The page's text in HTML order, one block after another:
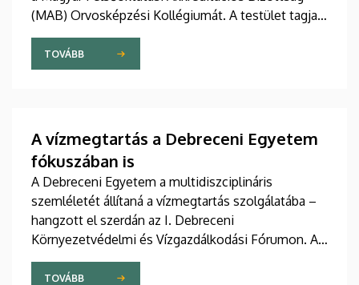
(MAB) Orvosképzési Kollégiumát. A testület tagjai
újabb három évre szavaztak bizalmat a
professzornak.
TOVÁBB
A vízmegtartás a Debreceni Egyetem
fókuszában is
A Debreceni Egyetem a multidiszciplináris
szemléletét állítaná a vízmegtartás szolgálatába –
hangzott el szerdán az I. Debreceni
Környezetvédelmi és Vízgazdálkodási Fórumon. Az
egyetem konferenciáján a vízhiány
következményeiről, a vízmegtartás kihívásairól és a
TOVÁBB